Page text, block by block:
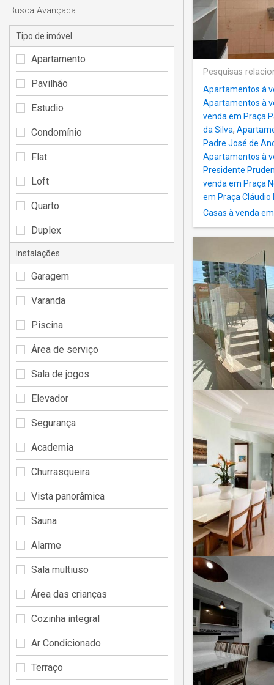
Pesquisas
Apartamentos à
Apartamentos à
venda em Praça
da Silva,
Padre José de
Apartamentos à
Presidente
venda em Praça
em Praça Cláudio
Casas à venda
Busca Avançada
Tipo de imóvel
Apartamento
Pavilhão
Estudio
Condomínio
Flat
Loft
Quarto
Duplex
Instalações
Garagem
Varanda
Piscina
Área de serviço
Sala de jogos
Elevador
Segurança
Academia
Churrasqueira
Vista panorâmica
Sauna
Alarme
Sala multiuso
Área das crianças
Cozinha integral
Ar Condicionado
Terraço